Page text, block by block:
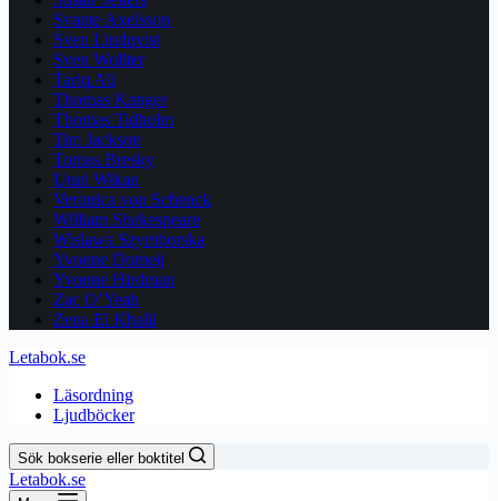
Svante Axelsson
Sven Lindqvist
Sven Wollter
Tariq Ali
Thomas Kanger
Thomas Tidholm
Tim Jackson
Tomas Bresky
Unni Wikan
Veronica von Schenck
William Shakespeare
Wislawa Szymborska
Yvonne Domeij
Yvonne Hirdman
Zac O’Yeah
Zena El Khalil
Letabok.se
Läsordning
Ljudböcker
Sök bokserie eller boktitel
Letabok.se